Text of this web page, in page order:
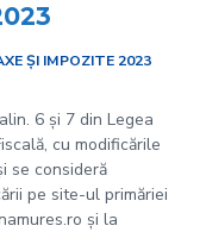
ȘI IMPOZITE 2023
6 și 7 din Legea
cu modificările
se consideră
pe site-ul primăriei
și la